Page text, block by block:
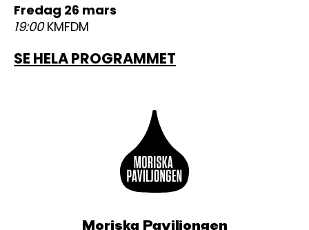
fredag 26 mars
19:00KMFDM
SE HELA PROGRAMMET
Moriska Paviljongen